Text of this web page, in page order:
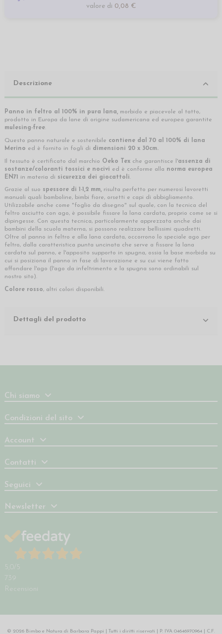
valore di 0,08 €
Descrizione
Panno in feltro al 100% in pura lana, morbido e piacevole al tatto,
prodotto in Europa da lane di origine sudamericana ed europea garantite
mulesing-free.
Questo panno naturale e sostenibile contiene dal 70 al 100% di lana
Merino ed è fornito in fogli di dimensioni 20 x 30cm.
Il tessuto è certificato dal marchio Oeko Tex che garantisce l'assenza di
sostanze/coloranti tossici e nocivi ed è conforme alla norma europea
EN71
in materia di sicurezza dei giocattoli.
Grazie al suo spessore di 1-1,2 mm, risulta perfetto per numerosi lavoretti
manuali quali bamboline, bimbi fiore, orsetti e capi di abbigliamento.
Utilizzabile anche come "foglio da disegno" sul quale, con la tecnica del
feltro asciutto con ago, è possibile fissare la lana cardata, proprio come se si
dipingesse. Con questa tecnica, particolarmente apprezzata anche dai
bambini della scuola materna, si possono realizzare bellissimi quadretti.
Oltre al panno in feltro e alla lana cardata, occorrono lo speciale ago per
feltro, dalla caratteristica punta uncinata che serve a fissare la lana
cardata sul panno, e l'apposito supporto in spugna, ossia la base morbida su
cui si posiziona il panno in fase di lavorazione e su cui viene fatto
affondare l'ago (l'ago da infeltrimento e la spugna sono ordinabili sul
nostro sito).
Colore rosso, altri colori disponibili.
Dettagli del prodotto
Chi siamo
Condizioni del sito
Account
Contatti
Seguici
Newsletter
5,0 /5
739
Recensioni
© 2026 Bimbo e Natura di Barbara Pappi | Tutti i diritti riservati | P. IVA 04646970964 | C.F.